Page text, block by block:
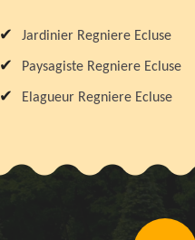
Jardinier Regniere Ecluse
Paysagiste Regniere Ecluse
Elagueur Regniere Ecluse